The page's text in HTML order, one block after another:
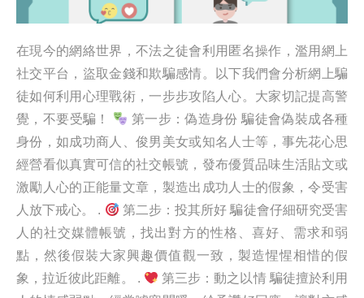
在現今的網絡世界，不法之徒會利用匿名操作，濫用網上
社交平台，盜取金錢和欺騙感情。以下我們會分析網上騙
徒如何利用心理戰術，一步步攻陷人心。大家切記提高警
覺，不要受騙！
第一步：偽造身份 騙徒會偽裝成各種
身份，如成功商人、俊男美女或知名人士等，事先花心思
經營看似真實可信的社交帳號，發布優質品味生活貼文或
激勵人心的正能量文章，製造出成功人士的假象，令受害
人放下戒心。 .
第二步：投其所好 騙徒會仔細研究受害
人的社交媒體帳號，找出對方的性格、喜好、需求和弱
點，然後假裝大家興趣價值觀一致，製造惺惺相惜的假
象，拉近彼此距離。 .
第三步：動之以情 騙徒擅於利用